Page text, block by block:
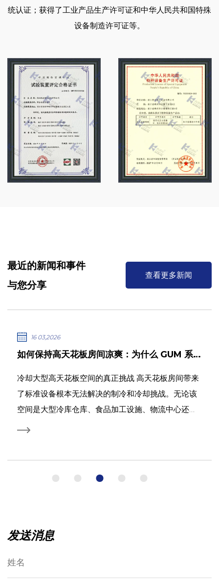
特种设备制造许可证等。我们拥有完整的产品线，从高效冷
风机、冷凝器，到各类压缩冷凝机组、螺杆并联机组及各类
范围内快速拓展。“凯得利”品牌制冷产品在国内外享有较高
知名度，赢得广大客户的认可与好评。我们的服务客户包
括： 冷链物流企业：普洛斯、顺丰、京东、亚冷、启橙
等； 食品加工企业：五丰、好利来、立高、清美、祖名、
安井、思念等； 中央厨房：麦金地、绿成、味知香等； 屠
宰企业：温氏、鑫宁等； 食用菌工厂化种植企业：香如生
物、贵旺、华绿、众兴菌业、丽莎等； 医药企业：上海医
药、国药集团等。
统认证；获得了工业产品生产许可证和中华人民共和国特殊
设备制造许可证等。
最近的新闻和事件
与您分享
查看更多新闻
16 03,2026
如何保持高天花板房间凉爽：为什么 GUM 系列大型天花板式蒸发器是答案
冷却大型高天花板空间的真正挑战 高天花板房间带来
了标准设备根本无法解决的制冷和冷却挑战。无论该
空间是大型冷库仓库、食品加工设施、物流中心还是
工业冷冻室，高天花板高度、大占地面积和高热负荷
发送消息